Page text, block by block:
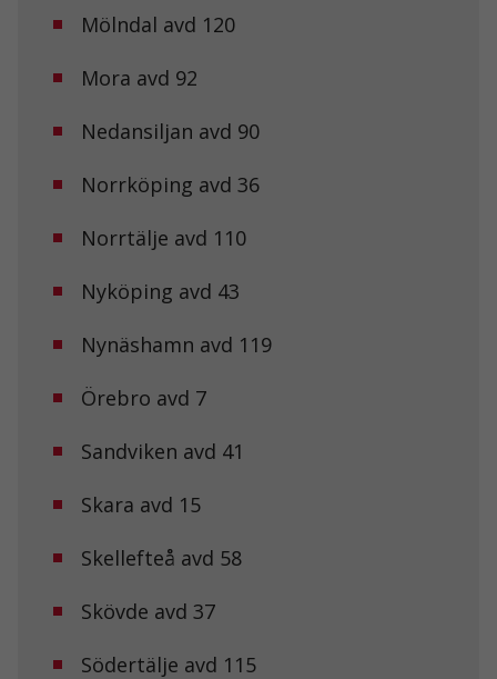
Mölndal avd 120
Mora avd 92
Nedansiljan avd 90
Norrköping avd 36
Norrtälje avd 110
Nyköping avd 43
Nynäshamn avd 119
Örebro avd 7
Sandviken avd 41
Skara avd 15
Skellefteå avd 58
Skövde avd 37
Södertälje avd 115